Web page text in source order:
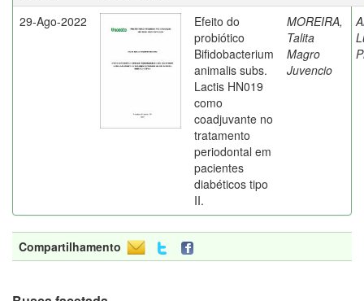
29-Ago-2022
Efeito do
probiótico
Bifidobacterium
animalis subs.
Lactis HN019
como
coadjuvante no
tratamento
periodontal em
pacientes
diabéticos tipo
II.
MOREIRA,
Talita
Magro
Juvencio
Compartilhamento